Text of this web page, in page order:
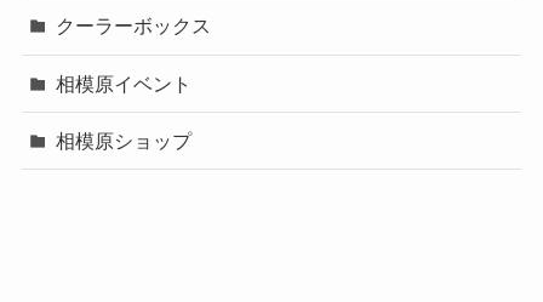
クーラーボックス
相模原イベント
相模原ショップ